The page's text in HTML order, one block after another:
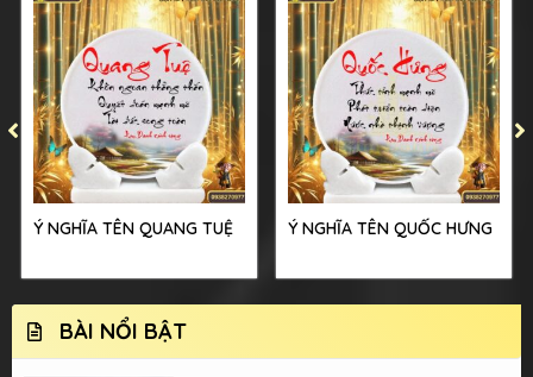
Ý NGHĨA TÊN QUANG TUỆ Ý NGHĨA TÊN QUỐC HƯNG
BÀI NỔI BẬT